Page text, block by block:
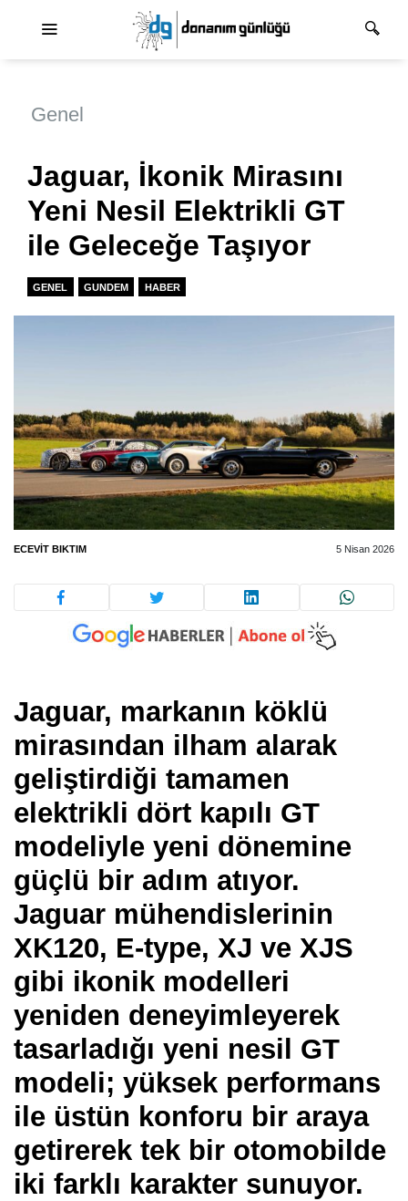
Genel
Jaguar, İkonik Mirasını
Yeni Nesil Elektrikli GT
ile Geleceğe Taşıyor
GENEL GUNDEM HABER
ECEVIT BIKTIM 5 Nisan 2026
Jaguar, markanın köklü
mirasından ilham alarak
geliştirdiği tamamen
elektrikli dört kapılı GT
modeliyle yeni dönemine
güçlü bir adım atıyor.
Jaguar mühendislerinin
XK120, E-type, XJ ve XJS
gibi ikonik modelleri
yeniden deneyimleyerek
tasarladığı yeni nesil GT
modeli; yüksek performans
ile üstün konforu bir araya
getirerek tek bir otomobilde
iki farklı karakter sunuyor.